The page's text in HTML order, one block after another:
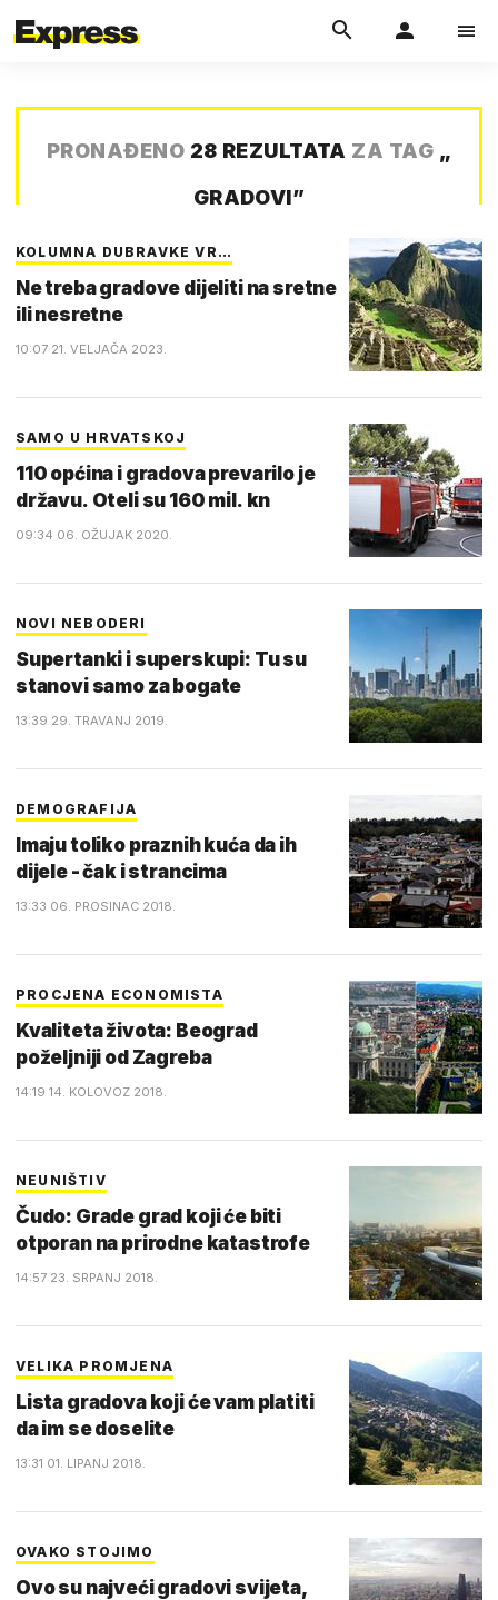
PRONAĐENO 28 REZULTATA ZA TAG „
GRADOVI”
KOLUMNA DUBRAVKE VR…
Ne treba gradove dijeliti na sretne
ili nesretne
10:07 21. VELJAČA 2023.
SAMO U HRVATSKOJ
110 općina i gradova prevarilo je
državu. Oteli su 160 mil. kn
09:34 06. OŽUJAK 2020.
NOVI NEBODERI
Supertanki i superskupi: Tu su
stanovi samo za bogate
13:39 29. TRAVANJ 2019.
DEMOGRAFIJA
Imaju toliko praznih kuća da ih
dijele - čak i strancima
13:33 06. PROSINAC 2018.
PROCJENA ECONOMISTA
Kvaliteta života: Beograd
poželjniji od Zagreba
14:19 14. KOLOVOZ 2018.
NEUNIŠTIV
Čudo: Grade grad koji će biti
otporan na prirodne katastrofe
14:57 23. SRPANJ 2018.
VELIKA PROMJENA
Lista gradova koji će vam platiti
da im se doselite
13:31 01. LIPANJ 2018.
OVAKO STOJIMO
Ovo su najveći gradovi svijeta,